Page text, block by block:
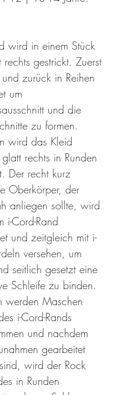
wird in einem Stück
gestrickt. Zuerst
zurück in Reihen
um
und die
zu formen.
wird das Kleid
rechts in Runden
Der recht kurz
Oberkörper, der
anliegen sollte, wird
i-Cord-Rand
und zeitgleich mit i-
versehen, um
seitlich gesetzt eine
Schleife zu binden.
werden Maschen
i-Cord-Rands
und nachdem
gearbeitet
wird der Rock
in Runden